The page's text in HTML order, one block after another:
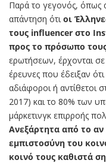
Παρά το γεγονός, όπως
απάντηση ότι οι
τους influencer στο
προς το πρόσωπο
ερωτήσεων, έρχονται
έρευνες που έδειξαν
αδιάφοροι ή αντίθετοι
2017) και το 80% των
μάρκετινγκ επιρροής
Ανεξάρτητα από το
εμπιστοσύνη του
κοινό τους καθιστά